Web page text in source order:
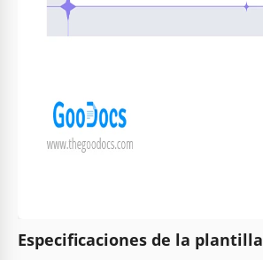
Especificaciones de la plantilla